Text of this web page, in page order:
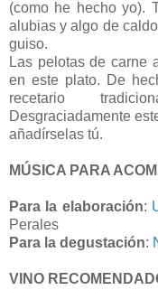
(como he hecho yo).
alubias y algo de
guiso.
Las pelotas de carne
en este plato. De
recetario
Desgraciadamente
añadírselas tú.
MÚSICA PARA
Para la elaboración:
Perales
Para la degustación:
VINO